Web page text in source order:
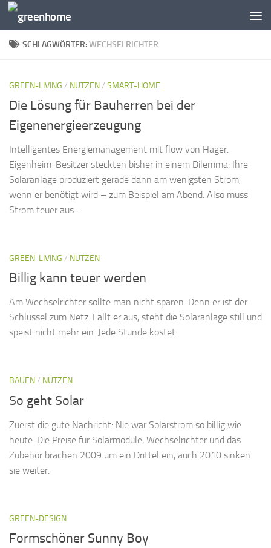
Zum Inhalt springen
SCHLAGWÖRTER:WECHSELRICHTER
GREEN-LIVING / NUTZEN/ SMART-HOME
Die Lösung für Bauherren bei der
Eigenenergieerzeugung
Intelligentes Energiemanagement mit flow von Hager.
Eigenheim-Besitzer steckten bisher in einem Dilemma: Ihre
Solaranlage produziert gerade dann am wenigsten Strom,
wenn er benötigt wird – zum Beispiel am Abend. Also muss
Strom teuer aus...
GREEN-LIVING / NUTZEN
Billig kann teuer werden
Am Wechselrichter sollte man nicht sparen. Denn er ist der
Schlüssel zum Netz. Fällt er aus, steht die Solaranlage still und
speist nicht mehr ein. Jede Stunde kostet.
BAUEN/ NUTZEN
So geht Solar
Zuerst die gute Nachricht: Nie war Solarstrom so billig wie
heute. Die Preise für Solarmodule, Wechselrichter und das
Zubehör brachen 2009 um ein Drittel ein, auch 2010 sinken
sie weiter.
GREEN-DESIGN
Formschöner Sunny Boy